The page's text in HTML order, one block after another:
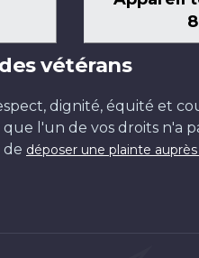
vétérans
dignité, équité et
que l'un de vos droits n'a
de déposer une plainte